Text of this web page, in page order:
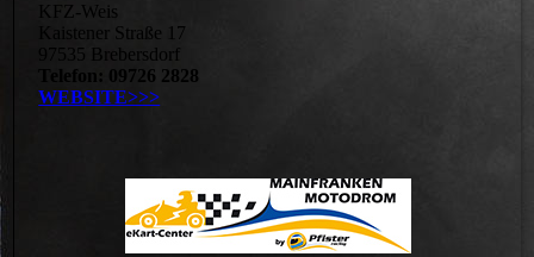
KFZ-Weis
Kaistener Straße 17
97535 Brebersdorf
Telefon: 09726 2828
WEBSITE>>>